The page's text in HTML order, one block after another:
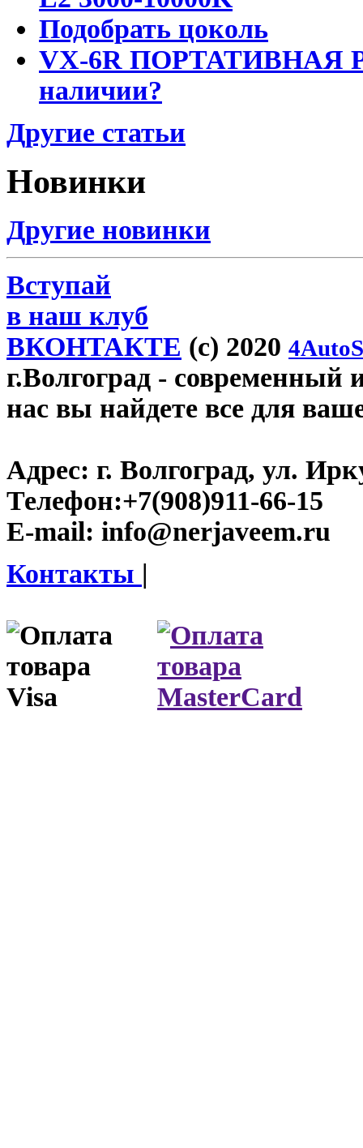
Подобрать цоколь
VX-6R ПОРТАТИВНАЯ
наличии?
Другие статьи
Новинки
Другие новинки
Вступай
в наш клуб
ВКОНТАКТЕ (c) 2020
г.Волгоград - современный
нас вы найдете все для
Адрес: г. Волгоград, ул.
Телефон:+7(908)911-66-15
E-mail: info@nerjaveem.ru
Контакты |